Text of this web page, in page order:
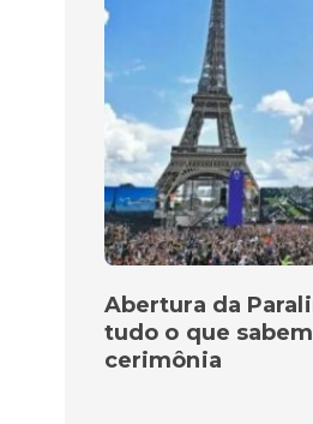
Abertura da
tudo o que
cerimônia